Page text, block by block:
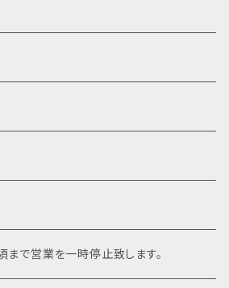
で営業を一時停止致します。